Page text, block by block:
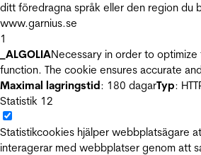
ditt föredragna språk eller den region du
www.garnius.se
1
_ALGOLIANecessary in order to
function. The cookie ensures accurate
Maximal lagringstid: 180 dagarTyp:
Statistik 12
Statistikcookies hjälper webbplatsägare
interagerar med webbplatser genom att